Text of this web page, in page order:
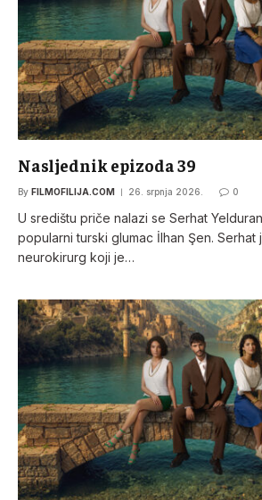
Nasljednik epizoda 39
By FILMOFILIJA.COM 26. srpnja 2026. 0
U središtu priče nalazi se Serhat
popularni turski glumac İlhan Şen. Serhat
neurokirurg koji je…